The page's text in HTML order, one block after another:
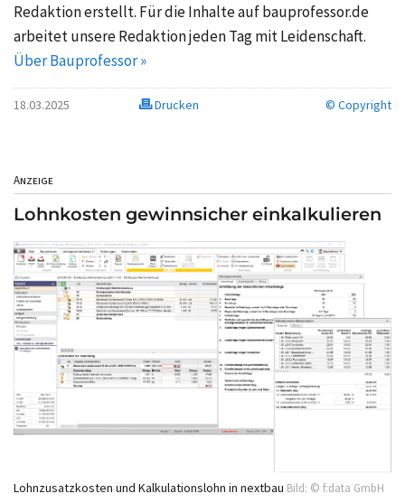
Redaktion erstellt. Für die Inhalte auf bauprofessor.de
arbeitet unsere Redaktion jeden Tag mit Leidenschaft.
Über Bauprofessor »
18.03.2025 Drucken © Copyright
Anzeige
Lohnkosten gewinnsicher einkalkulieren
Lohnzusatzkosten und Kalkulationslohn in nextbau Bild: © f:data GmbH